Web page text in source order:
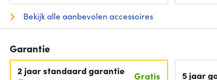
Bekijk alle aanbevolen accessoires
Garantie
2 jaar standaard garantie Gratis 5 jaar